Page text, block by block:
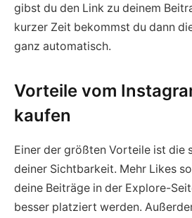
gibst du den Link zu deinem
kurzer Zeit bekommst du dann
ganz automatisch.
Vorteile vom
kaufen
Einer der größten Vorteile ist die
deiner Sichtbarkeit. Mehr Likes
deine Beiträge in der Explore-
besser platziert werden.